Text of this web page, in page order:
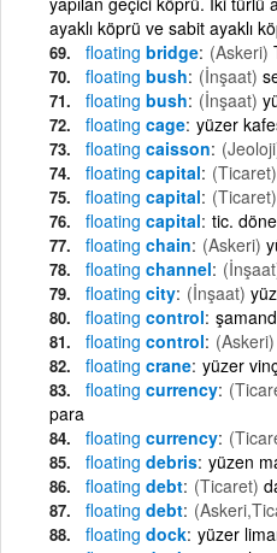
ayaklı köprü ve sabit ayaklı
floating bridge (Askeri)
floating bush (İnşaat)
floating bush (İnşaat)
floating cage yüzer
floating caisson
floating capital (Ticaret)
floating capital (Ticaret)
floating capital tic.
floating chain (Askeri)
floating channel
floating city (İnşaat)
floating control
floating control (Askeri)
floating crane yüzer
floating currency
para
floating currency
floating debris yüzen
floating debt (Ticaret)
floating debt
floating dock yüzer